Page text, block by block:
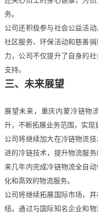
务。
公司还积极参与社会公益活
社区服务、环保活动和慈善
力，公司不仅提升了自身的
支持。
三、未来展望
展望未来，重庆内蒙冷链物
升，不断拓展业务范围，实现
公司将继续加大在冷链物流
进的冷链技术，提升物流服
来几年内完成冷链物流全自
化和高效的物流服务。
公司将继续拓展国际市场，
纽。通过与国际知名企业和